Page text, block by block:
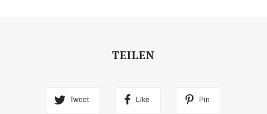
TEILEN
Tweet Like Pin